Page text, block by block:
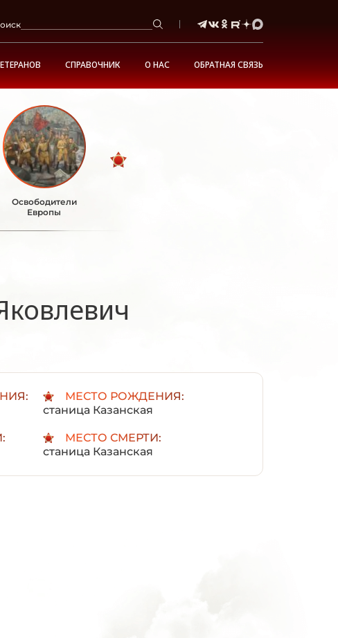
СПРАВОЧНИК О НАС ОБРАТНАЯ СВЯЗЬ
Освободители
Европы
МЕСТО РОЖДЕНИЯ:
станица Казанская
МЕСТО СМЕРТИ:
станица Казанская